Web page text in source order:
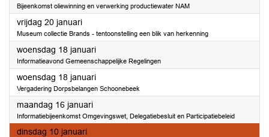
Bijeenkomst oliewinning en verwerking productiewater NAM
vrijdag 20 januari2023
Museum collectie Brands - tentoonstelling een blik van herkenning
woensdag 18 januari2023
Informatieavond Gemeenschappelijke Regelingen
woensdag 18 januari2023
Vergadering Dorpsbelangen Schoonebeek
maandag 16 januari2023
Informatiebijeenkomst Omgevingswet, Delegatiebesluit en Participatiebeleid
dinsdag 10 januari2023